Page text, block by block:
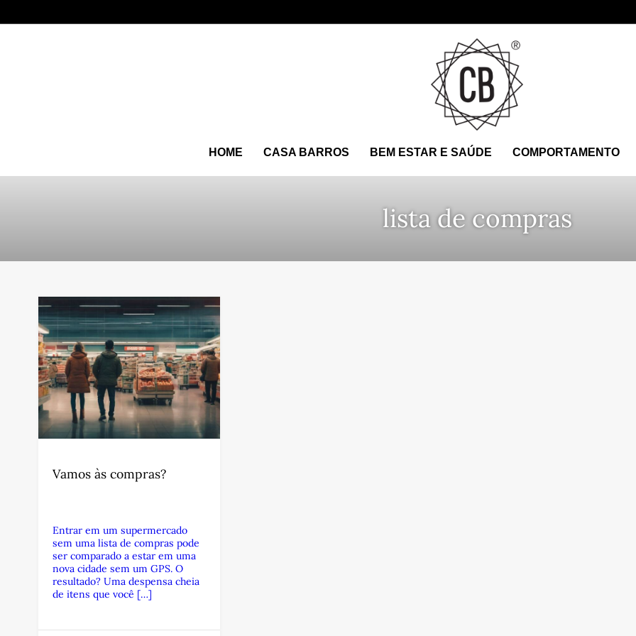
HOME CASA BARROS BEM ESTAR E SAÚDE COMPORTAMENTO
lista de compras
Vamos às compras?
Entrar em um supermercado
sem uma lista de compras pode
ser comparado a estar em uma
nova cidade sem um GPS. O
resultado? Uma despensa cheia
de itens que você […]